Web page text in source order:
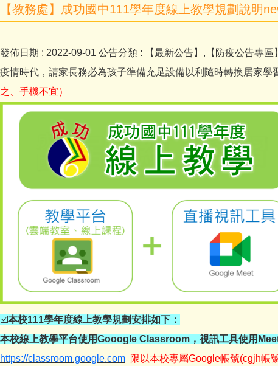
【教務處】成功國中111學年度線上教學規劃說明
發佈日期 : 2022-09-01 公告分類 :
【最新公告】,【防疫公告專區
疫情時代，請家長務必為孩子準備充足設備以利隨時轉換居家
之、手機不宜）
☑️本校111學年度線上教學規劃安排如下：
本校線上教學平台使用Gooogle Classroom，視訊工具使用
https://classroom.google.com 限以本校專屬Google帳號(cgjh帳